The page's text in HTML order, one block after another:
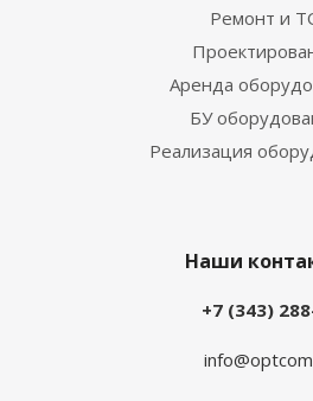
Ремонт и
Аренда
БУ
Реализация
Наши
+7 (343)